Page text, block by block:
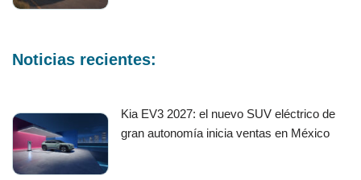
Noticias recientes:
Kia EV3 2027: el nuevo SUV eléctrico de
gran autonomía inicia ventas en México